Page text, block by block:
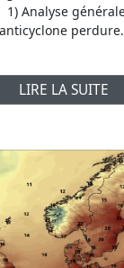
Analyse
LIRE LA SUITE